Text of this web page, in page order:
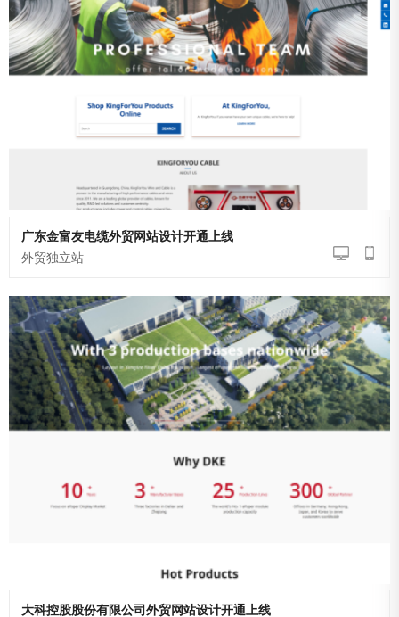
广东金富友电缆外贸网站设计开通上线
外贸独立站
大科控股股份有限公司外贸网站设计开通上线